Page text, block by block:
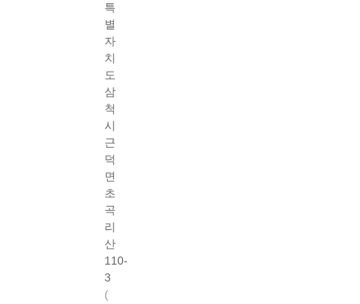
특
별
자
치
도
삼
척
시
근
덕
면
초
곡
리
산
110-
3